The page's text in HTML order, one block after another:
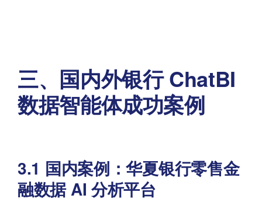
三、国内外银行 ChatBI
数据智能体成功案例
3.1 国内案例：华夏银行零售金
融数据 AI 分析平台